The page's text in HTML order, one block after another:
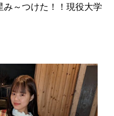
み～つけた！！現役大学